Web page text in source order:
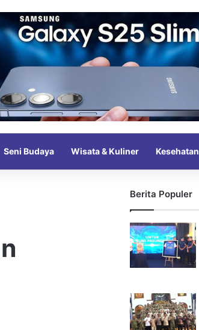
Seni Budaya Wisata & Kuliner Kesehatan
Berita Populer